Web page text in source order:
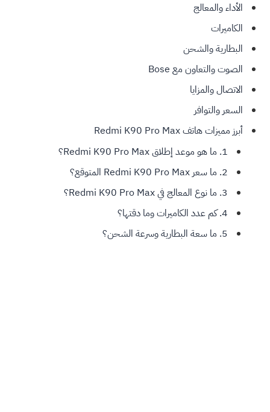
الأداء والمعالج
الكاميرات
البطارية والشحن
الصوت والتعاون مع Bose
الاتصال والمزايا
السعر والتوافر
أبرز مميزات هاتف Redmi K90 Pro Max
1. ما هو موعد إطلاق Redmi K90 Pro Max؟
2. ما سعر Redmi K90 Pro Max المتوقع؟
3. ما نوع المعالج في Redmi K90 Pro Max؟
4. كم عدد الكاميرات وما دقتها؟
5. ما سعة البطارية وسرعة الشحن؟